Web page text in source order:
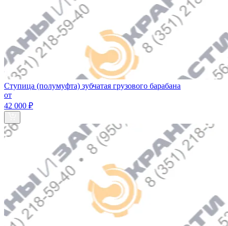
Ступица (полумуфта) зубчатая грузового барабана
от
42 000 ₽